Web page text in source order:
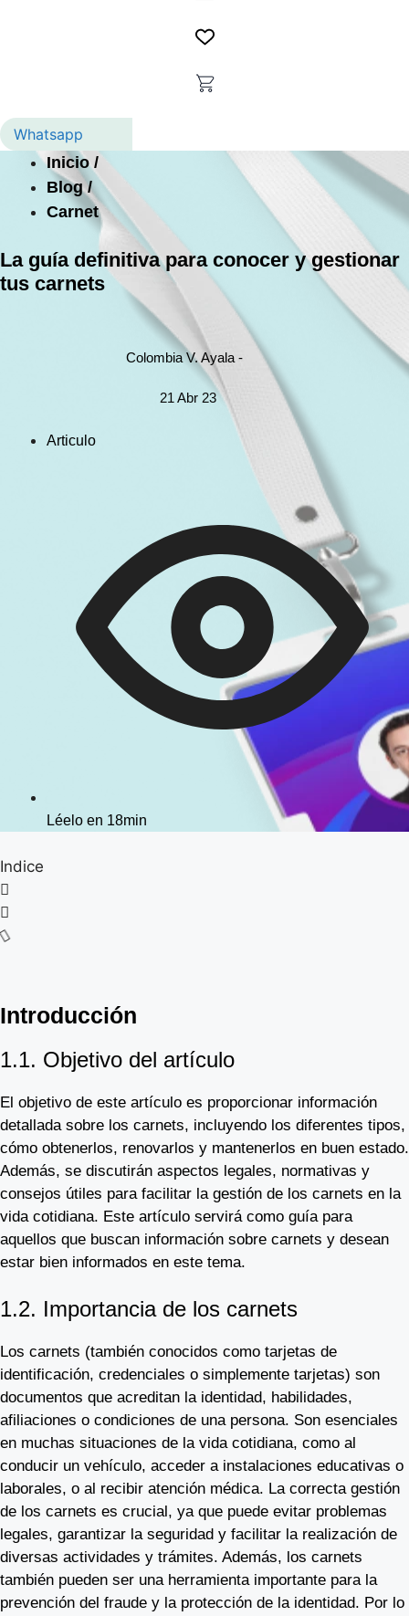
Whatsapp
Inicio /
Blog /
Carnet
La guía definitiva para conocer y gestionar
tus carnets
Colombia V. Ayala -
21 Abr 23
Articulo
Léelo en 18min
Indice
Introducción
1.1. Objetivo del artículo
El objetivo de este artículo es proporcionar información
detallada sobre los carnets, incluyendo los diferentes tipos,
cómo obtenerlos, renovarlos y mantenerlos en buen estado.
Además, se discutirán aspectos legales, normativas y
consejos útiles para facilitar la gestión de los carnets en la
vida cotidiana. Este artículo servirá como guía para
aquellos que buscan información sobre carnets y desean
estar bien informados en este tema.
1.2. Importancia de los carnets
Los carnets (también conocidos como tarjetas de
identificación, credenciales o simplemente tarjetas) son
documentos que acreditan la identidad, habilidades,
afiliaciones o condiciones de una persona. Son esenciales
en muchas situaciones de la vida cotidiana, como al
conducir un vehículo, acceder a instalaciones educativas o
laborales, o al recibir atención médica. La correcta gestión
de los carnets es crucial, ya que puede evitar problemas
legales, garantizar la seguridad y facilitar la realización de
diversas actividades y trámites. Además, los carnets
también pueden ser una herramienta importante para la
prevención del fraude y la protección de la identidad. Por lo